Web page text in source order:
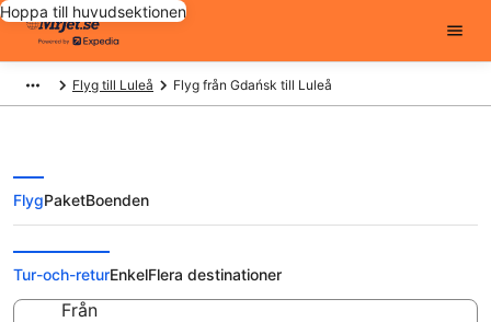
Hoppa till huvudsektionen
Flyg till Luleå Flyg från Gdańsk till Luleå
Flyg från Gdańsk till Luleå från
FlygPaketBoenden
Tur-och-returEnkelFlera destinationer
Från